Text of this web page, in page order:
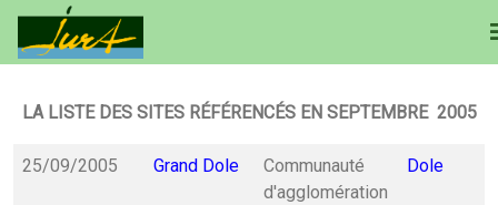
LA LISTE DES SITES RÉFÉRENCÉS EN SEPTEMBRE 2005
25/09/2005 Grand Dole
Communauté
d'agglomération
Dole